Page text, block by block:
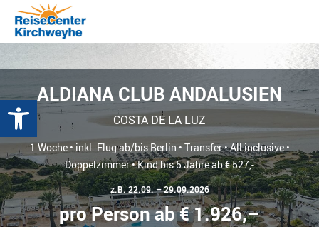
Werkzeugleiste öffnenALDIANA CLUB ANDALUSIEN
COSTA DE LA LUZ
1 Woche • inkl. Flug ab/bis Berlin • Transfer • All inclusive •
Doppelzimmer • Kind bis 5 Jahre ab € 527,-
z.B. 22.09. – 29.09.2026
pro Person ab € 1.926,–